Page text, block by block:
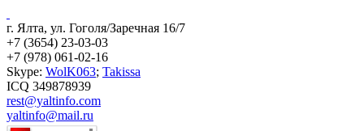
г. Ялта, ул. Гоголя/Заречная 16/7
+7 (3654) 23-03-03
+7 (978) 061-02-16
Skype: WolK063; Takissa
ICQ 349878939
rest@yaltinfo.com
yaltinfo@mail.ru